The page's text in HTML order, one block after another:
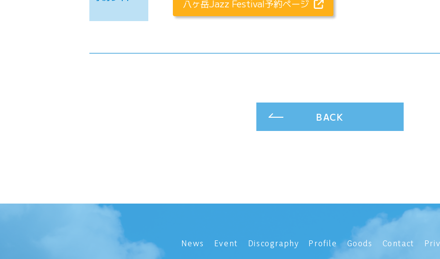
八ヶ岳Jazz Festival予約ページ
BACK
News Event Discography Profile Goods Contact